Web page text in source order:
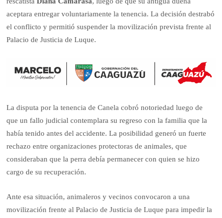
aceptara entregar voluntariamente la tenencia. La decisión destrabó
el conflicto y permitió suspender la movilización prevista frente al
Palacio de Justicia de Luque.
La disputa por la tenencia de Canela cobró notoriedad luego de
que un fallo judicial contemplara su regreso con la familia que la
había tenido antes del accidente. La posibilidad generó un fuerte
rechazo entre organizaciones protectoras de animales, que
consideraban que la perra debía permanecer con quien se hizo
cargo de su recuperación.
Ante esa situación, animaleros y vecinos convocaron a una
movilización frente al Palacio de Justicia de Luque para impedir la